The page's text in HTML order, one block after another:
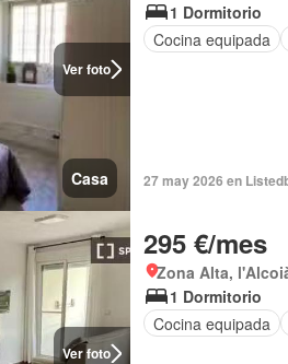
Ver foto
Casa
1 Dormitorio
Cocina equipada
27 may 2026 en
Ver foto
295 €/mes
Zona Alta,
1 Dormitorio
Cocina equipada